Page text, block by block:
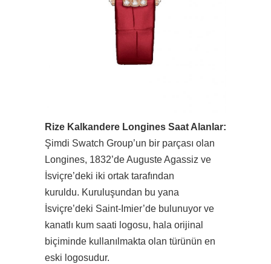
Rize Kalkandere Longines Saat Alanlar:
Şimdi Swatch Group’un bir parçası olan
Longines, 1832’de Auguste Agassiz ve
İsviçre’deki iki ortak tarafından
kuruldu. Kuruluşundan bu yana
İsviçre’deki Saint-Imier’de bulunuyor ve
kanatlı kum saati logosu, hala orijinal
biçiminde kullanılmakta olan türünün en
eski logosudur.